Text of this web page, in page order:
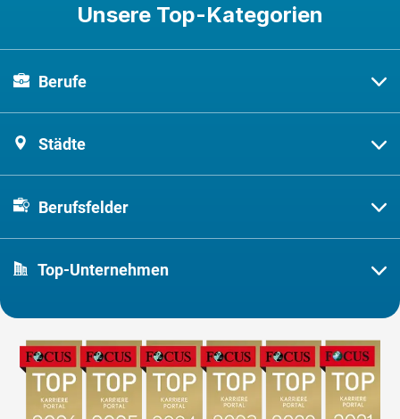
Unsere Top-Kategorien
Berufe
Städte
Berufsfelder
Top-Unternehmen